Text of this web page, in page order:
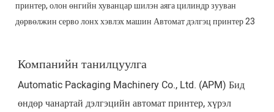
Компанийн танилцуулга
Automatic Packaging Machinery Co., Ltd. (APM) Бид
өндөр чанартай дэлгэцийн автомат принтер, хүрэл